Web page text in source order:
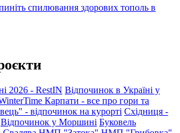
спилювання здорових тополь в
2026 - RestIN Відпочинок в Україні у
Карпати - все про гори та
- відпочинок на курорті Східниця -
Відпочинок у Моршині Буковель